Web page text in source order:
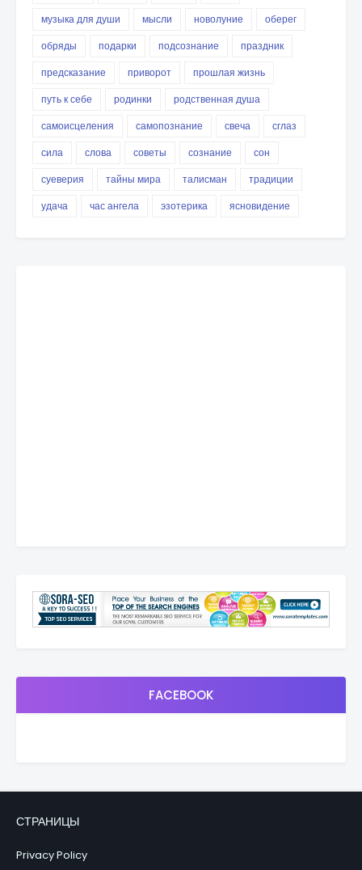
музыка для души
мысли новолуние
оберег
обряды
подарки подсознание
праздник
предсказание
приворот
прошлая жизнь
путь к себе
родинки
родственная душа
самоисцеления
самопознание свеча
сглаз
сила
слова советы сознание
сон
суеверия
тайны мира талисман
традиции
удача
час ангела эзотерика ясновидение
FACEBOOK
СТРАНИЦЫ
Privacy Policy